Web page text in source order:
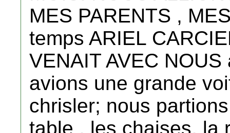
MES PARENTS ,
temps ARIEL
VENAIT AVEC
avions une grande
chrisler; nous
table , les chaises, la